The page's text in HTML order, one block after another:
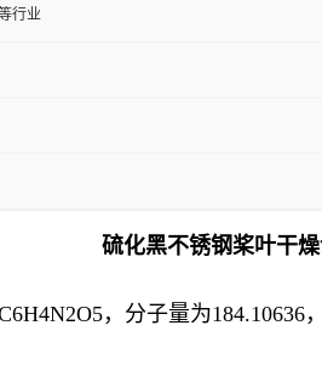
行业
硫化黑不锈钢桨叶干
，分子量为